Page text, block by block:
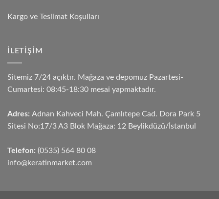
Kargo ve Teslimat Koşulları
İLETIŞIM
Sitemiz 7/24 açıktır. Mağaza ve depomuz Pazartesi-
Cumartesi: 08:45-18:30 mesai yapmaktadır.
Adres: Adnan Kahveci Mah. Çamlıtepe Cad. Dora Park 5
Sitesi No:17/3 A3 Blok Mağaza: 12 Beylikdüzü/İstanbul
Telefon: (0535) 564 80 08
info@keratinmarket.com